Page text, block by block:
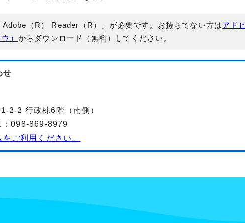
（R） Reader（R）」が必要です。お持ちでない方はアド
） からダウンロード（無料）してください。
せ
2-2 行政棟6階（南側）
098-869-8979
ご利用ください。